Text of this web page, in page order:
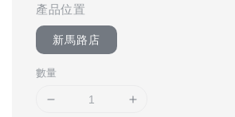
產品位置
新馬路店
數量